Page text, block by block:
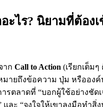
ะไร? นิยามที่ต้อง
าก Call to Action (เรียกเต็มๆ
มายถึงข้อความ ปุ่ม หรืออง
รตลาดที่ “บอกผู้ใช้อย่างชัด
และ “จูงใจให้เขาลงมือทำสิ่